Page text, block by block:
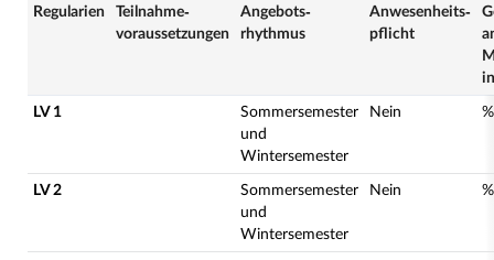
Regularien
Teilnahme­
voraussetzungen
Angebots­
rhythmus
Anwesenheits­
pflicht
LV 1
Sommersemester
und
Wintersemester
Nein %
LV 2
Sommersemester
und
Wintersemester
Nein %